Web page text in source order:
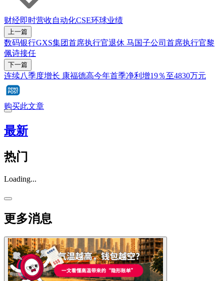
财经即时营收自动化CSE环球业绩
上一篇
数码银行GXS集团首席执行官退休 马国子公司首席执行官黎
佩诗接任
下一篇
连续八季度增长 康福德高今年首季净利增19％至4830万元
购买此文章
最新
热门
Loading...
更多消息